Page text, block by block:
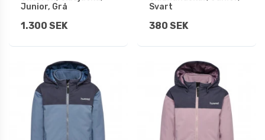
Junior, Grå
1.300 SEK
Svart
380 SEK